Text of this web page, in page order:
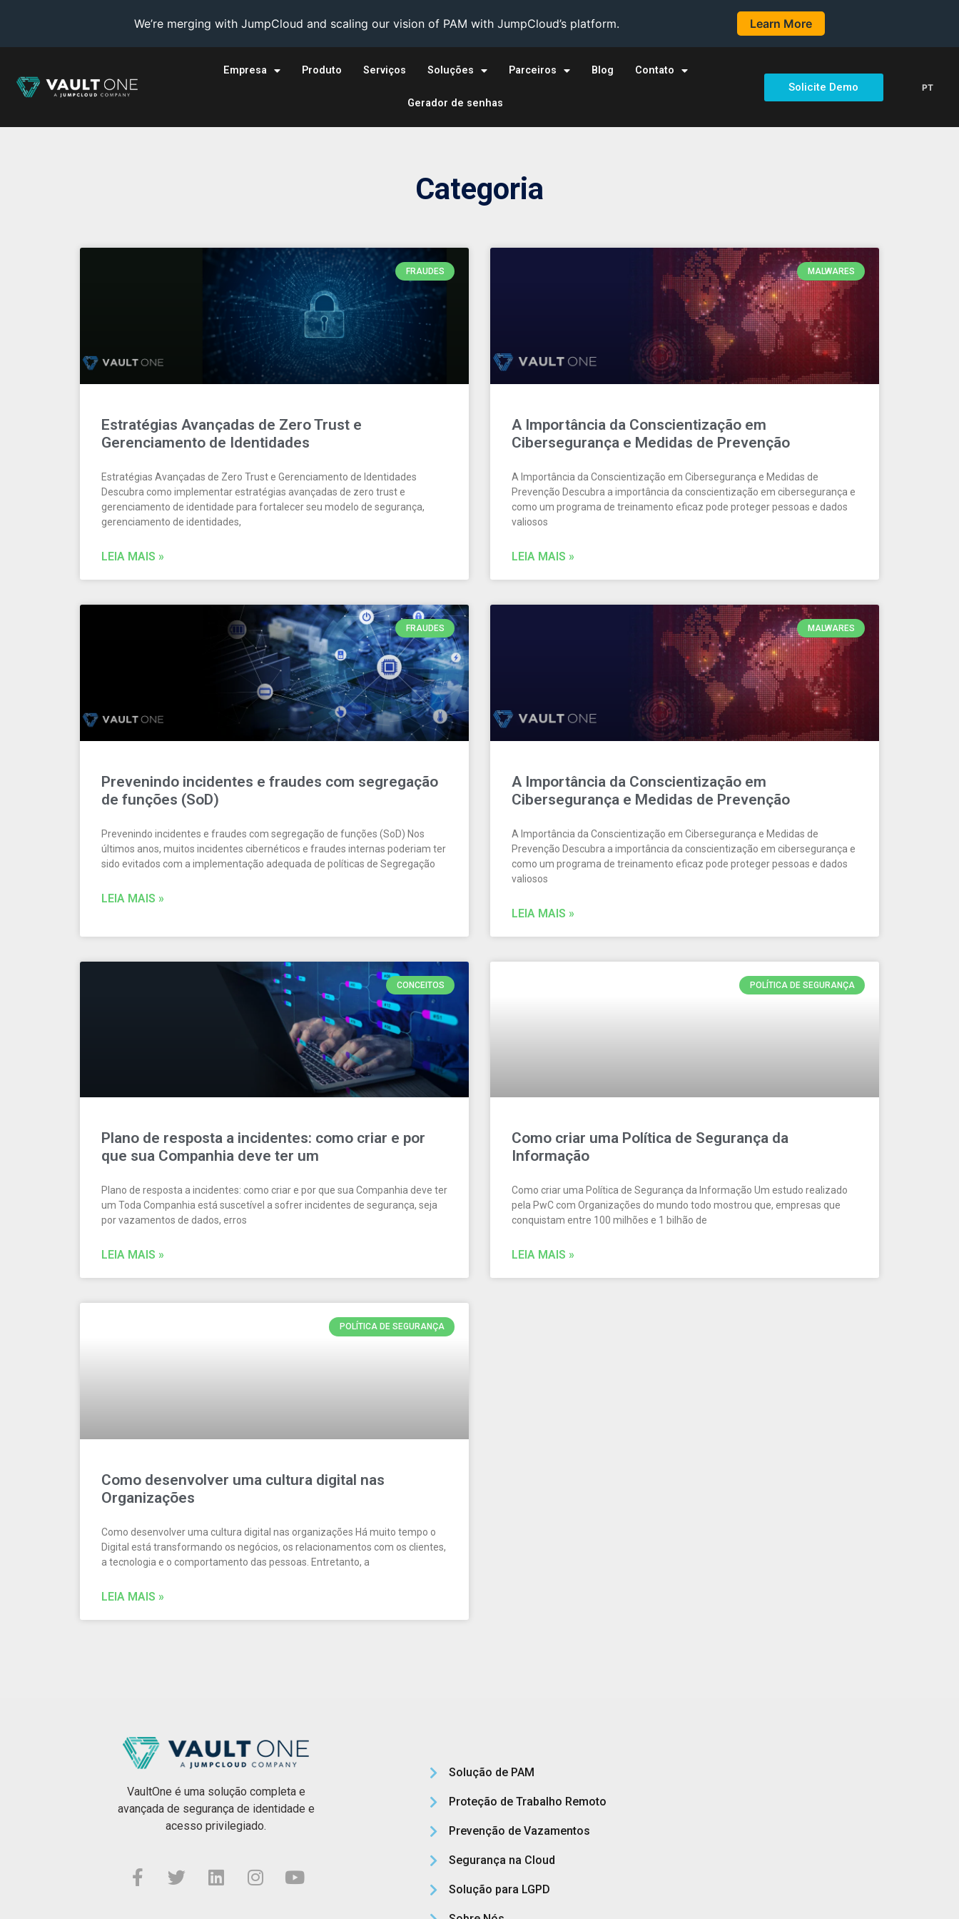
We’re merging with JumpCloud and scaling our vision of PAM with JumpCloud’s platform. Learn More
Empresa Produto Serviços Soluções Parceiros Blog Contato
Gerador de senhas
Solicite Demo PT
Categoria
FRAUDES
Estratégias Avançadas de Zero Trust e
Gerenciamento de Identidades
Estratégias Avançadas de Zero Trust e Gerenciamento de Identidades
Descubra como implementar estratégias avançadas de zero trust e
gerenciamento de identidade para fortalecer seu modelo de segurança,
gerenciamento de identidades,
LEIA MAIS »
MALWARES
A Importância da Conscientização em
Cibersegurança e Medidas de Prevenção
A Importância da Conscientização em Cibersegurança e Medidas de
Prevenção Descubra a importância da conscientização em cibersegurança e
como um programa de treinamento eficaz pode proteger pessoas e dados
valiosos
LEIA MAIS »
FRAUDES
Prevenindo incidentes e fraudes com segregação
de funções (SoD)
Prevenindo incidentes e fraudes com segregação de funções (SoD) Nos
últimos anos, muitos incidentes cibernéticos e fraudes internas poderiam ter
sido evitados com a implementação adequada de políticas de Segregação
LEIA MAIS »
MALWARES
A Importância da Conscientização em
Cibersegurança e Medidas de Prevenção
A Importância da Conscientização em Cibersegurança e Medidas de
Prevenção Descubra a importância da conscientização em cibersegurança e
como um programa de treinamento eficaz pode proteger pessoas e dados
valiosos
LEIA MAIS »
CONCEITOS
Plano de resposta a incidentes: como criar e por
que sua Companhia deve ter um
Plano de resposta a incidentes: como criar e por que sua Companhia deve ter
um Toda Companhia está suscetível a sofrer incidentes de segurança, seja
por vazamentos de dados, erros
LEIA MAIS »
POLÍTICA DE SEGURANÇA
Como criar uma Política de Segurança da
Informação
Como criar uma Política de Segurança da Informação Um estudo realizado
pela PwC com Organizações do mundo todo mostrou que, empresas que
conquistam entre 100 milhões e 1 bilhão de
LEIA MAIS »
POLÍTICA DE SEGURANÇA
Como desenvolver uma cultura digital nas
Organizações
Como desenvolver uma cultura digital nas organizações Há muito tempo o
Digital está transformando os negócios, os relacionamentos com os clientes,
a tecnologia e o comportamento das pessoas. Entretanto, a
LEIA MAIS »
VaultOne é uma solução completa e
avançada de segurança de identidade e
acesso privilegiado.
Solução de PAM
Proteção de Trabalho Remoto
Prevenção de Vazamentos
Segurança na Cloud
Solução para LGPD